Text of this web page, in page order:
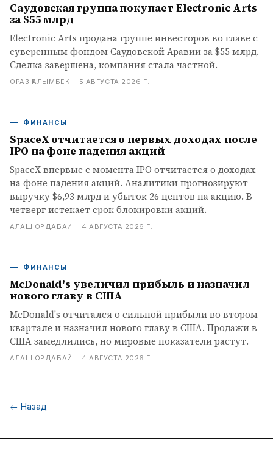
Саудовская группа покупает Electronic Arts
за $55 млрд
Electronic Arts продана группе инвесторов во главе с
суверенным фондом Саудовской Аравии за $55 млрд.
Сделка завершена, компания стала частной.
ОРАЗ ҒАЛЫМБЕК · 5 АВГУСТА 2026 Г.
ФИНАНСЫ
SpaceX отчитается о первых доходах после
IPO на фоне падения акций
SpaceX впервые с момента IPO отчитается о доходах
на фоне падения акций. Аналитики прогнозируют
выручку $6,93 млрд и убыток 26 центов на акцию. В
четверг истекает срок блокировки акций.
АЛАШ ОРДАБАЙ · 4 АВГУСТА 2026 Г.
ФИНАНСЫ
McDonald's увеличил прибыль и назначил
нового главу в США
McDonald's отчитался о сильной прибыли во втором
квартале и назначил нового главу в США. Продажи в
США замедлились, но мировые показатели растут.
АЛАШ ОРДАБАЙ · 4 АВГУСТА 2026 Г.
← Назад